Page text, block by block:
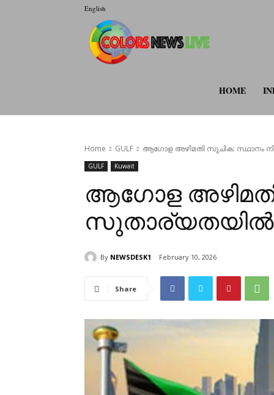
English
HOME
Home GULF ആഗോള അഴിമതി സൂചിക: സ്ഥാനം
GULF Kuwait
ആഗോള
സുതാര്യതയിൽ
By NEWSDESK1 February 10, 2026
Share